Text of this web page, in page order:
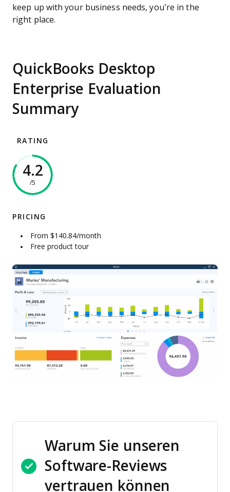
keep up with your business needs, you’re in the
right place.
QuickBooks Desktop
Enterprise Evaluation
Summary
RATING
4.2
/5
PRICING
From $140.84/month
Free product tour
Warum Sie unseren
Software-Reviews
vertrauen können